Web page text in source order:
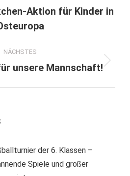
Vorheriger
Beitrag:
Aktion für Kinder in
NÄCHSTES
Nächster
unsere Mannschaft!
der 6. Klassen –
Spiele und großer